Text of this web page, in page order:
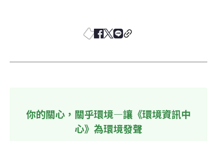
你的關心，關乎環境—讓《環境資訊中
心》為環境發聲